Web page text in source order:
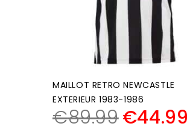
MAILLOT RETRO NEWCASTLE
EXTERIEUR 1983-1986
€89.99€44.99